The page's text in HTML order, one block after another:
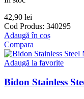
42,90 lei
Cod Produs: 340295
Adaugă în coș
Compara
Adaugă la favorite
Bidon Stainless